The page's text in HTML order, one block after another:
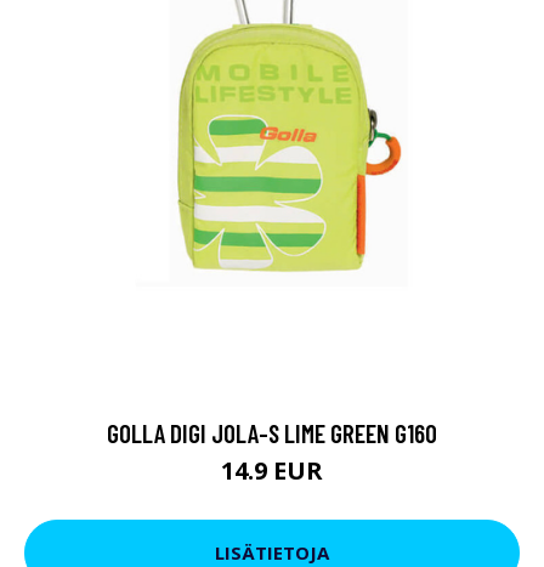
GOLLA DIGI JOLA-S LIME GREEN G160
14.9 EUR
LISÄTIETOJA